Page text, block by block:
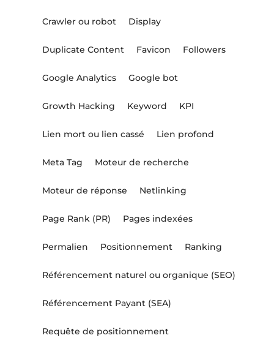
Crawler ou robot Display
Duplicate Content Favicon Followers
Google Analytics Google bot
Growth Hacking Keyword KPI
Lien mort ou lien cassé Lien profond
Meta Tag Moteur de recherche
Moteur de réponse Netlinking
Page Rank (PR) Pages indexées
Permalien Positionnement Ranking
Référencement naturel ou organique (SEO)
Référencement Payant (SEA)
Requête de positionnement